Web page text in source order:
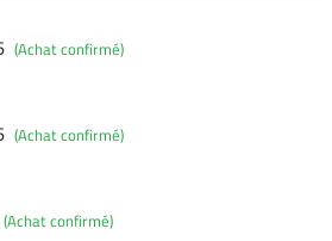
(Achat confirmé)
(Achat confirmé)
(Achat confirmé)